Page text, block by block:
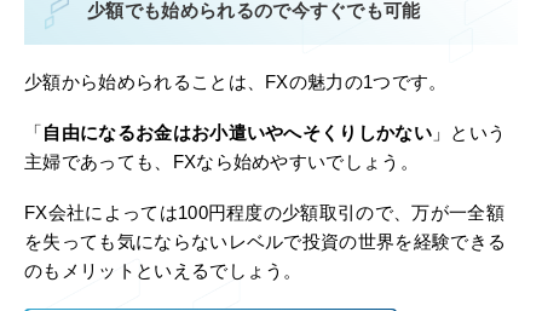
少額でも始められるので今すぐでも可能
少額から始められることは、FXの魅力の1つです。
「 自由になるお金はお小遣いやへそくりしかない 」という
主婦であっても、FXなら始めやすいでしょう。
FX会社によっては100円程度の少額取引ので、万が一全額
を失っても気にならないレベルで投資の世界を経験できる
のもメリットといえるでしょう。